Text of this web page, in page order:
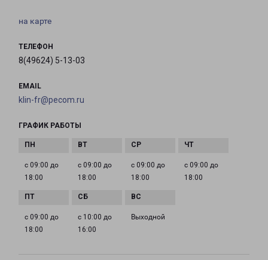
на карте
ТЕЛЕФОН
8(49624) 5-13-03
EMAIL
klin-fr@pecom.ru
ГРАФИК РАБОТЫ
с 09:00 до
18:00
с 09:00 до
18:00
с 09:00 до
18:00
с 09:00 до
18:00
с 09:00 до
18:00
с 10:00 до
16:00
Выходной